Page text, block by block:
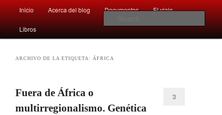
Afán por saber
nos rodea
Main
menu
Skip
to
Skip
to
Inicio Acerca del blog Documentos El viaje …
Libros
ARCHIVO DE LA ETIQUETA: ÁFRICA
Fuera de África o
multirregionalismo. Genética
3